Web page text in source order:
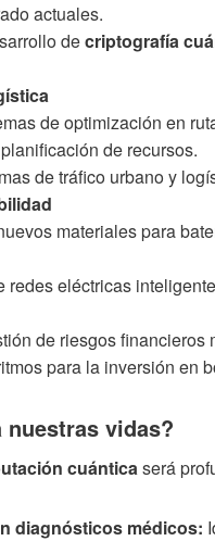
actuales.
decriptografía
de optimización en
de recursos.
de tráfico urbano y
materiales para
redes eléctricas
de riesgos financieros
para la inversión en
nuestras vidas?
cuánticaserá
diagnósticos médicos: